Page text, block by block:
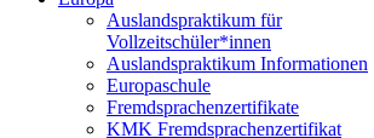
Auslandspraktikum für
Vollzeitschüler*innen
Auslandspraktikum Informationen
Europaschule
Fremdsprachenzertifikate
KMK Fremdsprachenzertifikat